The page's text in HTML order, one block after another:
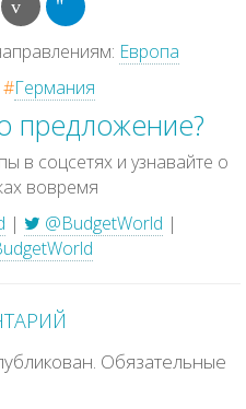
Европа
#Германия
предложение?
в соцсетях и узнавайте о
вовремя
| @BudgetWorld |
Обязательные